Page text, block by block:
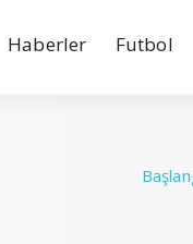
Haberler Futbol